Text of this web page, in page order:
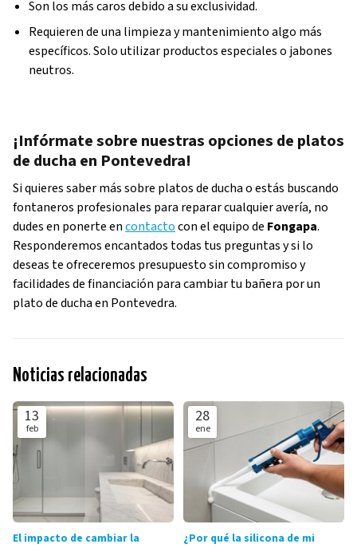
Son los más caros debido a su exclusividad.
Requieren de una limpieza y mantenimiento algo más
específicos. Solo utilizar productos especiales o jabones
neutros.
¡Infórmate sobre nuestras opciones de platos
de ducha en Pontevedra!
Si quieres saber más sobre platos de ducha o estás buscando
fontaneros profesionales para reparar cualquier avería, no
dudes en ponerte encontactocon el equipo de Fongapa.
Responderemos encantados todas tus preguntas y si lo
deseas te ofreceremos presupuesto sin compromiso y
facilidades de financiación para cambiar tu bañera por un
plato de ducha en Pontevedra.
Noticias relacionadas
13
feb
El impacto de cambiar la
28
ene
¿Por qué la silicona de mi